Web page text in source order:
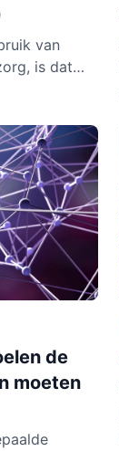
van
is dat
de
moeten